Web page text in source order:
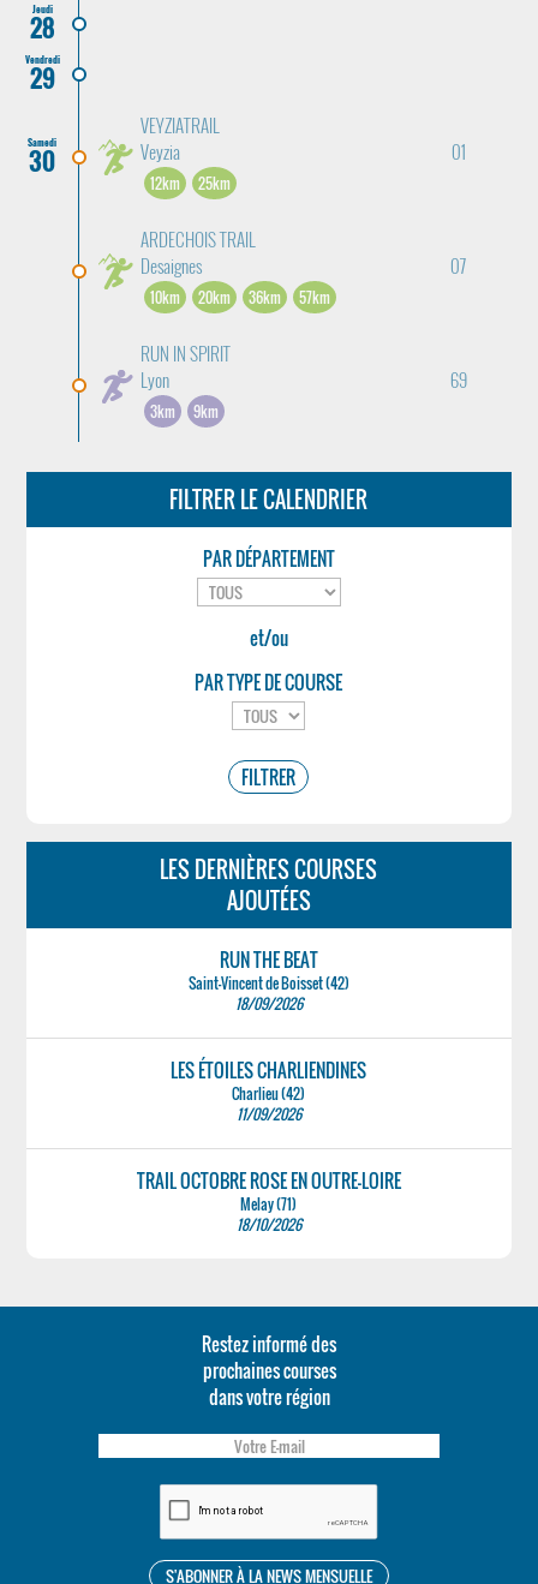
Jeudi
28
Vendredi
29
Samedi
30
VEYZIATRAIL
Veyzia
01
12km 25km
ARDECHOIS TRAIL
Desaignes
07
10km 20km 36km 57km
RUN IN SPIRIT
Lyon
69
3km 9km
FILTRER LE CALENDRIER
PAR DÉPARTEMENT
et/ou
PAR TYPE DE COURSE
LES DERNIÈRES COURSES
AJOUTÉES
RUN THE BEAT
Saint-Vincent de Boisset (42)
18/09/2026
LES ÉTOILES CHARLIENDINES
Charlieu (42)
11/09/2026
TRAIL OCTOBRE ROSE EN OUTRE-LOIRE
Melay (71)
18/10/2026
Restez informé des
prochaines courses
dans votre région